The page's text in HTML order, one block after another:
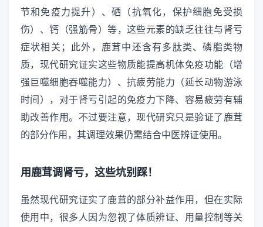
节和免疫力提升）、硒（抗氧化，保护细胞免受损
伤）、钙（强筋骨）等，这些元素的缺乏往往与肾亏
症状相关；此外，鹿茸中还含有多肽类、磷脂类物
质，现代研究证实这些物质能提高机体免疫功能（增
强巨噬细胞吞噬能力）、抗疲劳能力（延长动物游泳
时间），对于肾亏引起的免疫力下降、容易疲劳有辅
助改善作用。不过要注意，现代研究只是验证了鹿茸
的部分作用，其调理效果仍需结合中医辨证使用。
用鹿茸调肾亏，这些坑别踩！
虽然现代研究证实了鹿茸的部分补益作用，但在实际
使用中，很多人因为忽视了体质辨证、用量控制等关